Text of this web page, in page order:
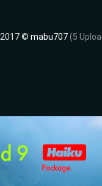
© mabu707(5